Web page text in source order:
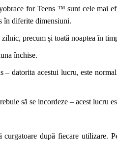
for Teens ™ sunt cele mai
în diferite dimensiuni.
precum și toată noaptea în
închise.
– datorita acestui lucru, este
să se incordeze – acest lucru
curgatoaredupă fiecare utilizare.